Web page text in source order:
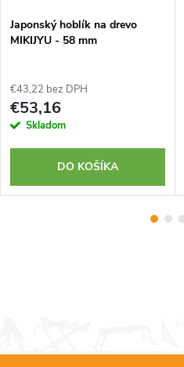
Japonský hoblík na drevo
MIKIJYU - 58 mm
€43,22 bez DPH
€53,16
Skladom
DO KOŠÍKA